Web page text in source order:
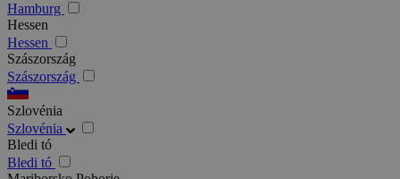
Hamburg
Hessen
Hessen
Szászország
Szászország
Szlovénia
Szlovénia
Bledi tó
Bledi tó